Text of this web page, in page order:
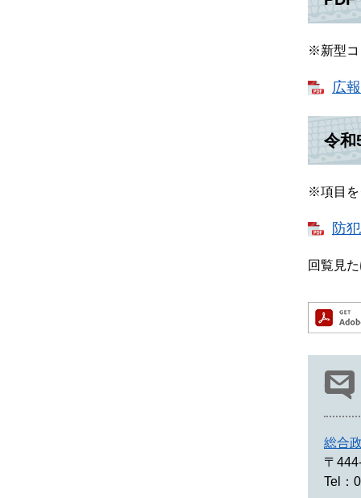
※新型コ
広
令和
※項目を
防
回覧見
総合
〒
Tel：